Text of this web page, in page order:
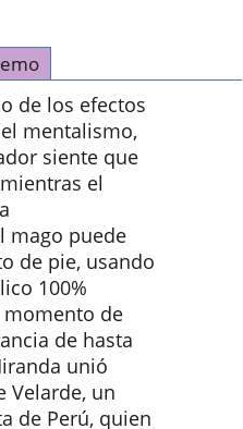
de los efectos
mentalismo,
siente que
el
mago puede
de pie, usando
100%
de
de hasta
unió
Velarde, un
de Perú, quien